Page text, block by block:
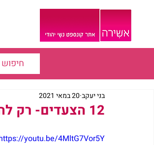
12 הצעדים- רק להיום- בני יעקב
בני יעקב 20 במאי 2021
youtu.be/4MltG7Vor5Y